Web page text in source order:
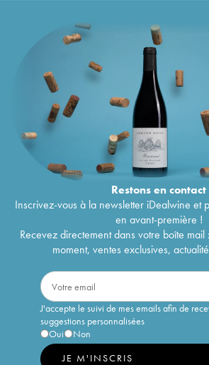
Restons encontact
Inscrivez-vous à la newsletter iDealwine et
en avant-première !
Recevez directement dans votre boîte
moment, ventes exclusives,
J'accepte le suivi de mes emails afin de
suggestions personnalisées
Oui
Non
JE M'INSCRIS